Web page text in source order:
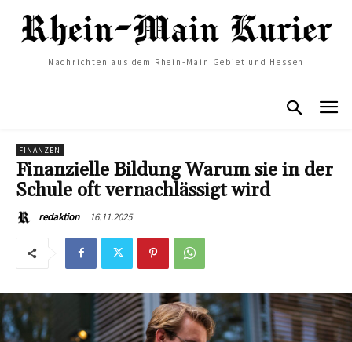
Nachrichten aus dem Rhein-Main Gebiet und Hessen
FINANZEN
Finanzielle Bildung Warum sie in der
Schule oft vernachlässigt wird
redaktion 16.11.2025